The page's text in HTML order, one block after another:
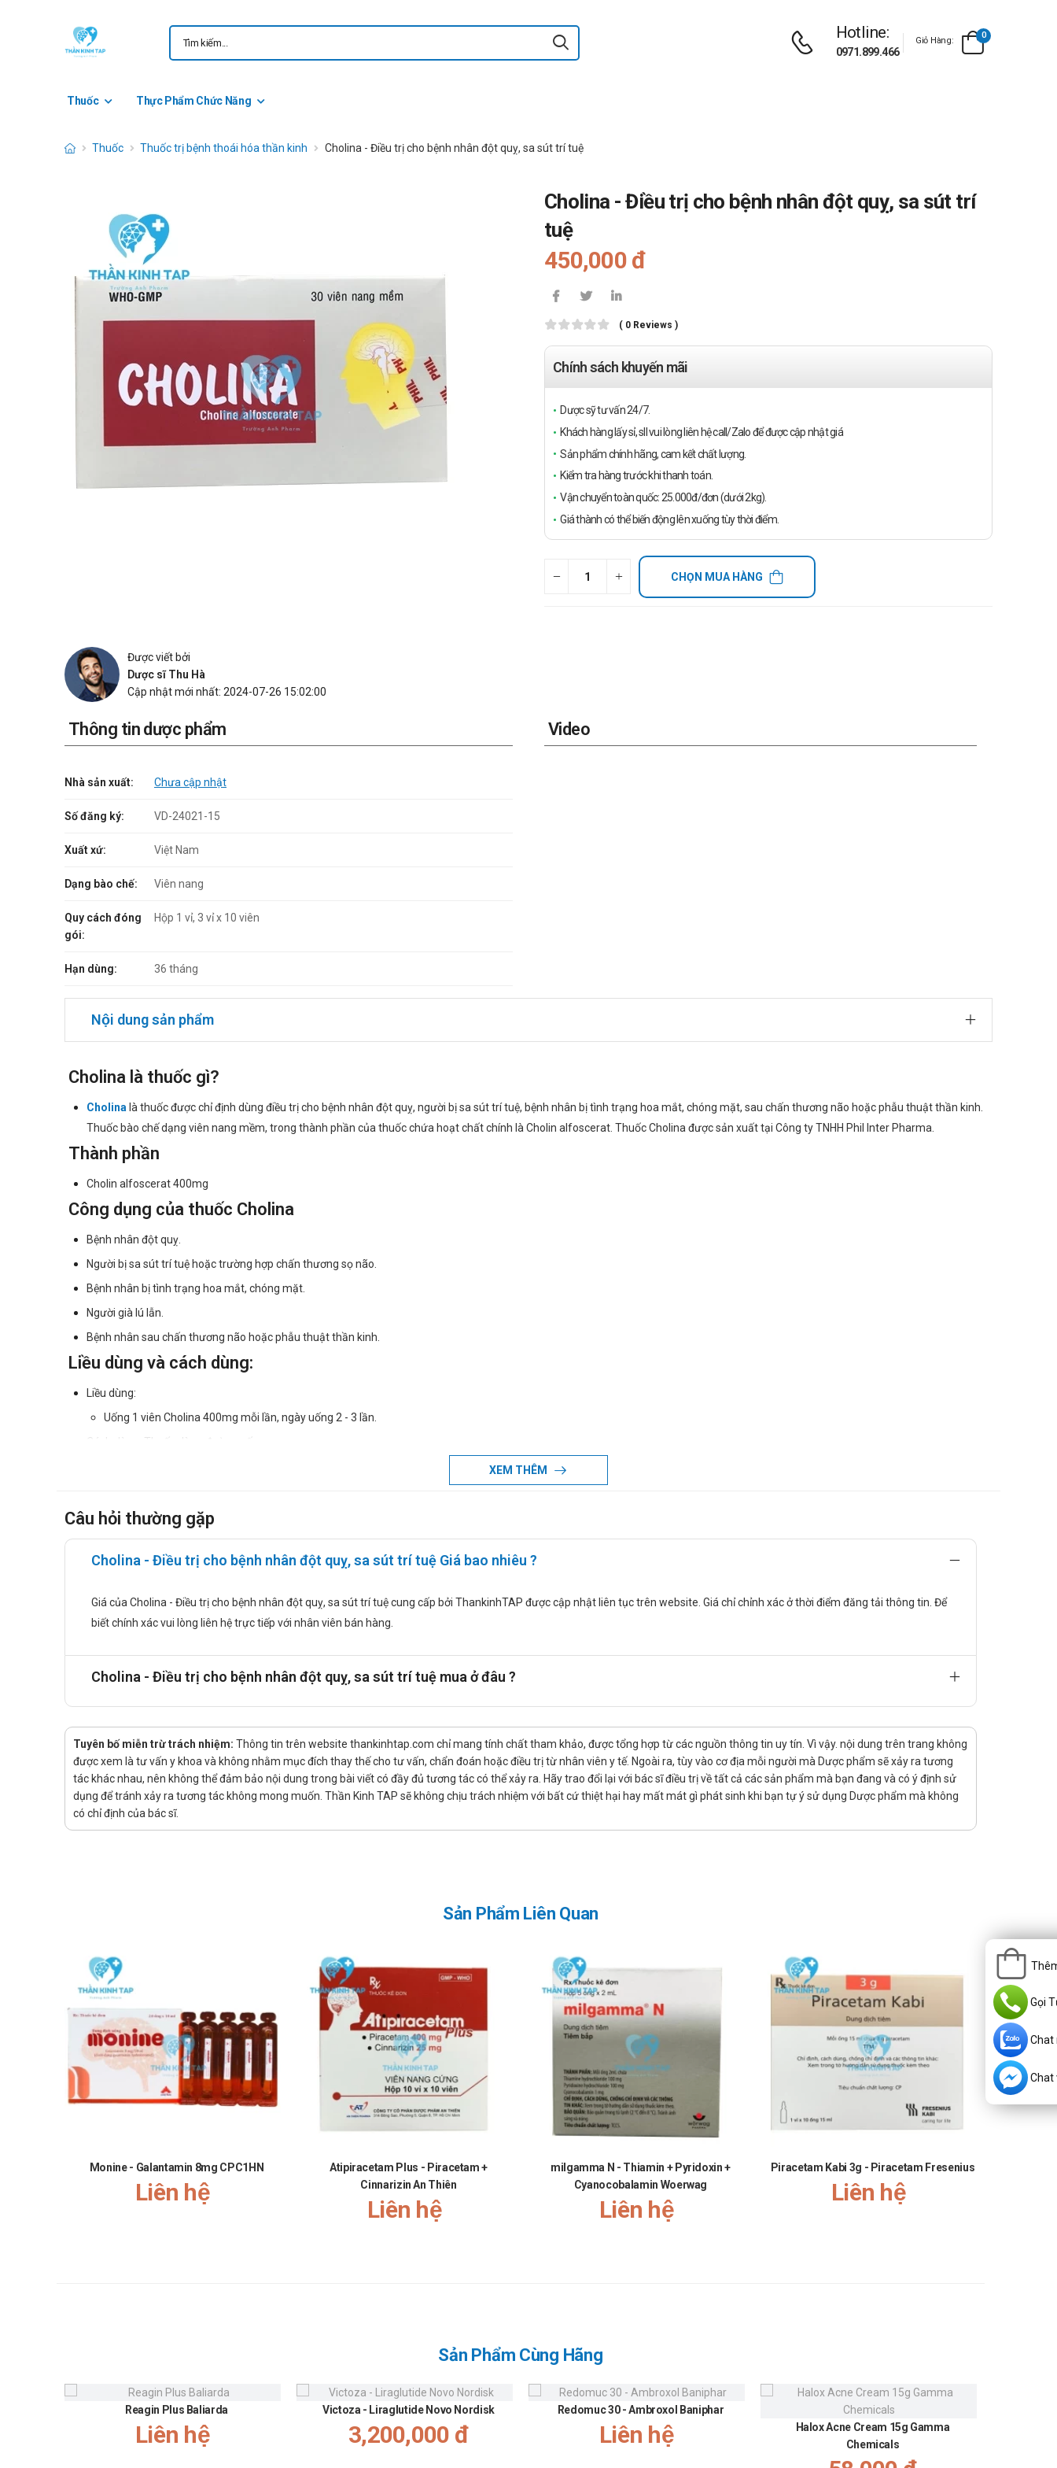
Hotline:
0971.899.466
Giỏ Hàng:
0
Thuốc Thực Phẩm Chức Năng
Thuốc Thuốc trị bệnh thoái hóa thần kinh Cholina - Điều trị cho bệnh nhân đột quỵ, sa sút trí tuệ
Cholina - Điều trị cho bệnh nhân đột quỵ, sa sút trí
tuệ
450,000 đ
( 0 Reviews )
Chính sách khuyến mãi
Dược sỹ tư vấn 24/7.
Khách hàng lấy sỉ, sll vui lòng liên hệ call/Zalo để được cập nhật giá
Sản phẩm chính hãng, cam kết chất lượng.
Kiểm tra hàng trước khi thanh toán.
Vận chuyển toàn quốc: 25.000đ/đơn (dưới 2kg).
Giá thành có thể biến động lên xuống tùy thời điểm.
CHỌN MUA HÀNG
Được viết bởi
Dược sĩ Thu Hà
Cập nhật mới nhất: 2024-07-26 15:02:00
Thông tin dược phẩm
Nhà sản xuất: Chưa cập nhật
Số đăng ký: VD-24021-15
Xuất xứ: Việt Nam
Dạng bào chế: Viên nang
Quy cách đóng
gói:
Hộp 1 vỉ, 3 vỉ x 10 viên
Hạn dùng: 36 tháng
Video
Nội dung sản phẩm
Cholina là thuốc gì?
Cholina là thuốc được chỉ định dùng điều trị cho bệnh nhân đột quỵ, người bị sa sút trí tuệ, bệnh nhân bị tình trạng hoa mắt, chóng mặt, sau chấn thương não hoặc phẫu thuật thần kinh.
Thuốc bào chế dạng viên nang mềm, trong thành phần của thuốc chứa hoạt chất chính là Cholin alfoscerat. Thuốc Cholina được sản xuất tại Công ty TNHH Phil Inter Pharma.
Thành phần
Cholin alfoscerat 400mg
Công dụng của thuốc Cholina
Bệnh nhân đột quỵ.
Người bị sa sút trí tuệ hoặc trường hợp chấn thương sọ não.
Bệnh nhân bị tình trạng hoa mắt, chóng mặt.
Người già lú lẫn.
Bệnh nhân sau chấn thương não hoặc phẫu thuật thần kinh.
Liều dùng và cách dùng:
Liều dùng:
Uống 1 viên Cholina 400mg mỗi lần, ngày uống 2 - 3 lần.
Cách dùng: Thuốc dùng đường uống.
Bệnh nhân bị mẫn cảm với các thành phần thuốc.
Bị đau đầu hoặc mất ngủ.
Có thể bị chóng mặt.
Nôn hoặc buồn nôn.
Chứng minh lâm sàng về nguy cơ của thuốc Cholina 400mg khi dùng cho phụ nữ có thai hoặc phụ nữ đang nuôi con bú chưa được thiết lập, do đó nên thận trọng khi dùng thuốc với đối
tượng này.
Nhà sản xuất
Tên: Công ty TNHH Phil Inter Pharma
Xuất xứ: Việt Nam
XEM THÊM
Câu hỏi thường gặp
Cholina - Điều trị cho bệnh nhân đột quỵ, sa sút trí tuệ Giá bao nhiêu ?
Giá của Cholina - Điều trị cho bệnh nhân đột quỵ, sa sút trí tuệ cung cấp bởi ThankinhTAP được cập nhật liên tục trên website. Giá chỉ chỉnh xác ở thời điểm đăng tải thông tin. Để
biết chính xác vui lòng liên hệ trực tiếp với nhân viên bán hàng.
Cholina - Điều trị cho bệnh nhân đột quỵ, sa sút trí tuệ mua ở đâu ?
Tuyên bố miễn trừ trách nhiệm: Thông tin trên website thankinhtap.com chỉ mang tính chất tham khảo, được tổng hợp từ các nguồn thông tin uy tín. Vì vậy. nội dung trên trang không
được xem là tư vấn y khoa và không nhằm mục đích thay thế cho tư vấn, chẩn đoán hoặc điều trị từ nhân viên y tế. Ngoài ra, tùy vào cơ địa mỗi người mà Dược phẩm sẽ xảy ra tương
tác khác nhau, nên không thể đảm bảo nội dung trong bài viết có đầy đủ tương tác có thể xảy ra. Hãy trao đổi lại với bác sĩ điều trị về tất cả các sản phẩm mà bạn đang và có ý định sử
dụng để tránh xảy ra tương tác không mong muốn. Thần Kinh TAP sẽ không chịu trách nhiệm với bất cứ thiệt hại hay mất mát gì phát sinh khi bạn tự ý sử dụng Dược phẩm mà không
có chỉ định của bác sĩ.
Sản Phẩm Liên Quan
Monine - Galantamin 8mg CPC1HN
Liên hệ
Atipiracetam Plus - Piracetam +
Cinnarizin An Thiên
Liên hệ
milgamma N - Thiamin + Pyridoxin +
Cyanocobalamin Woerwag
Liên hệ
Piracetam Kabi 3g - Piracetam Fresenius
Liên hệ
Sản Phẩm Cùng Hãng
Reagin Plus Baliarda
Liên hệ
Victoza - Liraglutide Novo Nordisk
3,200,000 đ
Redomuc 30 - Ambroxol Baniphar
Liên hệ
Halox Acne Cream 15g Gamma
Chemicals
Gọi
Chat
Chat